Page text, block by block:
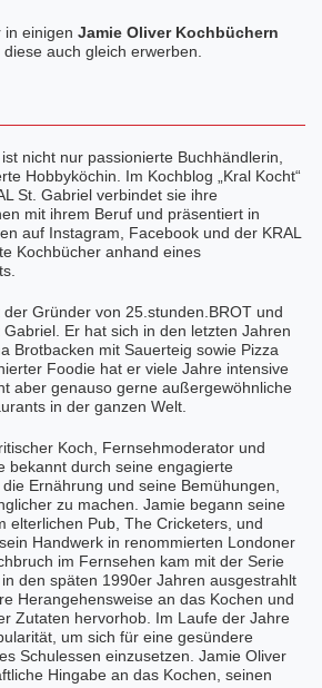
in einigen Jamie Oliver Kochbüchern
auch gleich erwerben.
ist nicht nur passionierte Buchhändlerin,
Hobbyköchin. Im Kochblog „ Kral Kocht“
St. Gabriel verbindet sie ihre
mit ihrem Beruf und präsentiert in
auf Instagram Facebook und der KRAL
Kochbücher anhand eines
Gründer von 25.stunden.BROT und
Er hat sich in den letzten Jahren
Brotbacken mit Sauerteig sowie Pizza
Foodie hat er viele Jahre intensive
aber genauso gerne außergewöhnliche
in der ganzen Welt.
Koch, Fernsehmoderator und
bekannt durch seine engagierte
Ernährung und seine Bemühungen,
zu machen. Jamie begann seine
elterlichen Pub, The Cricketers, und
Handwerk in renommierten Londoner
im Fernsehen kam mit der Serie
den späten 1990er Jahren ausgestrahlt
Herangehensweise an das Kochen und
Zutaten hervorhob. Im Laufe der Jahre
um sich für eine gesündere
Schulessen einzusetzen. Jamie Oliver
Hingabe an das Kochen, seinen